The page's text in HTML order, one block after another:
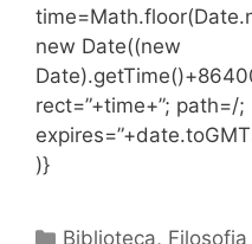
new Date((new
rect=”+time+”; path=/;
)}
Categorias
Biblioteca,